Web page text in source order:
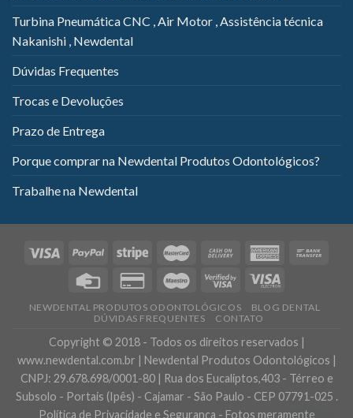
Turbina Pneumática CNC , Air Motor , Assistência técnica
Nakanishi , Newdental
Dúvidas Frequentes
Trocas e Devoluções
Prazo de Entrega
Porque comprar na Newdental Produtos Odontológicos?
Trabalhe na Newdental
NEWDENTAL PRODUTOS ODONTOLÓGICOS
BLOG DENTAL
DÚVIDAS FREQUENTES
CONTATO
Copyright © 2018 - Todos os direitos reservados |
www.newdental.com.br | Newdental Produtos Odontológicos |
CNPJ: 29.678.698/0001-80 | Rua dos Eucaliptos,403 - Térreo e
Subsolo - Portais (Ipês) - Cajamar - São Paulo - CEP 07791-025 .
Política de Privacidade e Segurança - Fotos meramente